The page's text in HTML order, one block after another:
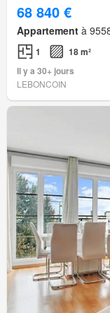
68 840 €
Appartement à
1
18 m²
Il y a 30+ jours
LEBONCOIN